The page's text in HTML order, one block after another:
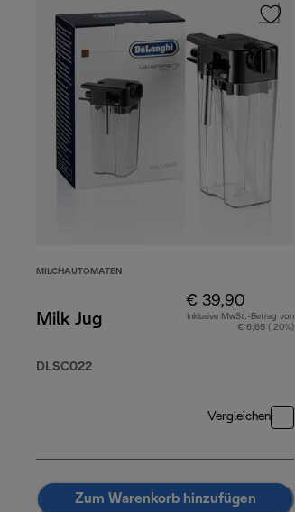
MILCHAUTOMATEN
Milk Jug
DLSC022
€ 39,90
Inklusive MwSt.-Betrag von
€ 6,65 ( 20%)
Vergleichen
Zum Warenkorb hinzufügen